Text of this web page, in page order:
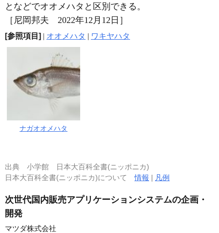
となどでオオメハタと区別できる。
［尼岡邦夫 2022年12月12日］
[参照項目] | オオメハタ | ワキヤハタ
ナガオオメハタ
出典 小学館 日本大百科全書(ニッポニカ)
日本大百科全書(ニッポニカ)について情報 | 凡例
次世代国内販売アプリケーションシステムの企画・
開発
マツダ株式会社